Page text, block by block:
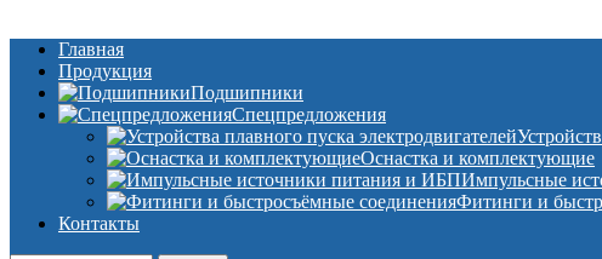
Главная
Продукция
Подшипники
Спецпредложения
Оснастка и комплектующие
Импульсные
Фитинги и
Контакты